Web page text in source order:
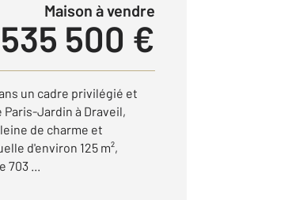
Maison à vendre
535 500 €
un cadre privilégié et
Jardin à Draveil,
de charme et
d'environ 125 m²,
703 ...